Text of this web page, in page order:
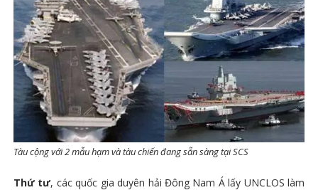
Tàu cộng với 2 mẫu hạm và tàu chiến đang sẵn sàng tại SCS
Thứ tư, các quốc gia duyên hải Đông Nam Á lấy UNCLOS làm